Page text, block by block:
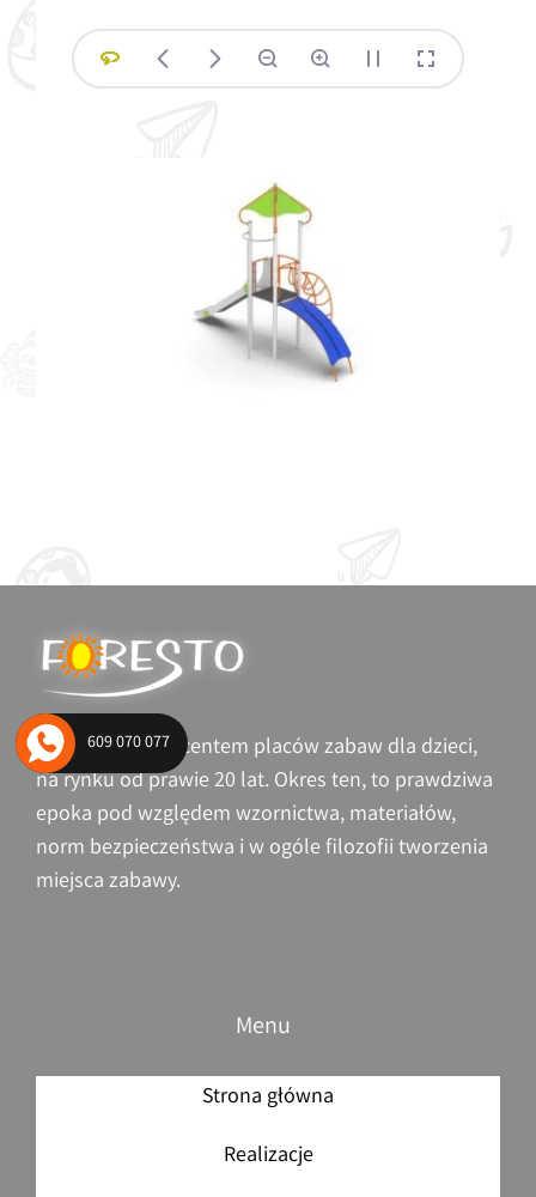
urządzenia
Jesteśmy producentem placów zabaw dla dzieci,
na rynku od prawie 20 lat. Okres ten, to prawdziwa
epoka pod względem wzornictwa, materiałów,
norm bezpieczeństwa i w ogóle filozofii tworzenia
miejsca zabawy.
Menu
Strona główna
Realizacje
609 070 077